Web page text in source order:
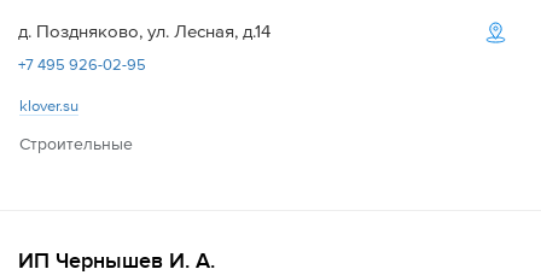
д. Поздняково, ул. Лесная, д.14
+7 495 926-02-95
klover.su
Строительные
ИП Чернышев И. А.